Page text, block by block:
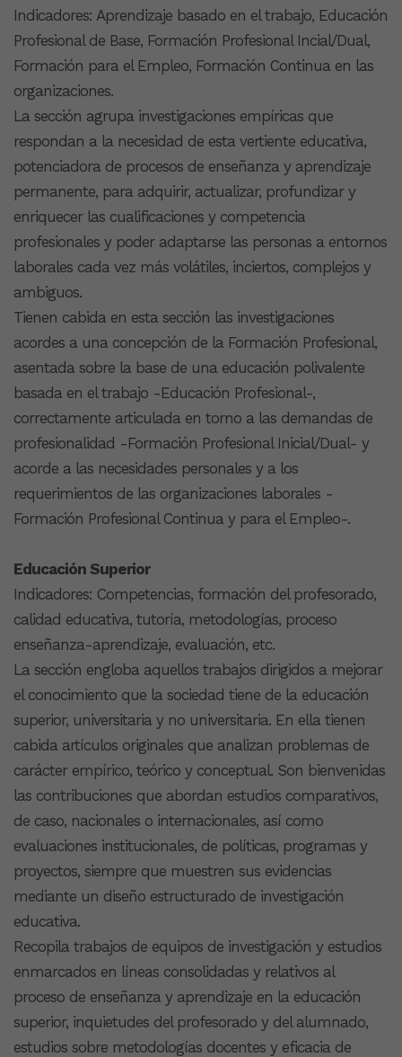
Indicadores: Aprendizaje basado en el trabajo, Educación
Profesional de Base, Formación Profesional Incial/Dual,
Formación para el Empleo, Formación Continua en las
organizaciones.
La sección agrupa investigaciones empíricas que
respondan a la necesidad de esta vertiente educativa,
potenciadora de procesos de enseñanza y aprendizaje
permanente, para adquirir, actualizar, profundizar y
enriquecer las cualificaciones y competencia
profesionales y poder adaptarse las personas a entornos
laborales cada vez más volátiles, inciertos, complejos y
ambiguos.
Tienen cabida en esta sección las investigaciones
acordes a una concepción de la Formación Profesional,
asentada sobre la base de una educación polivalente
basada en el trabajo -Educación Profesional-,
correctamente articulada en torno a las demandas de
profesionalidad -Formación Profesional Inicial/Dual- y
acorde a las necesidades personales y a los
requerimientos de las organizaciones laborales -
Formación Profesional Continua y para el Empleo-.
Educación Superior
Indicadores: Competencias, formación del profesorado,
calidad educativa, tutoría, metodologías, proceso
enseñanza-aprendizaje, evaluación, etc.
La sección engloba aquellos trabajos dirigidos a mejorar
el conocimiento que la sociedad tiene de la educación
superior, universitaria y no universitaria. En ella tienen
cabida artículos originales que analizan problemas de
carácter empírico, teórico y conceptual. Son bienvenidas
las contribuciones que abordan estudios comparativos,
de caso, nacionales o internacionales, así como
evaluaciones institucionales, de políticas, programas y
proyectos, siempre que muestren sus evidencias
mediante un diseño estructurado de investigación
educativa.
Recopila trabajos de equipos de investigación y estudios
enmarcados en líneas consolidadas y relativos al
proceso de enseñanza y aprendizaje en la educación
superior, inquietudes del profesorado y del alumnado,
estudios sobre metodologías docentes y eficacia de